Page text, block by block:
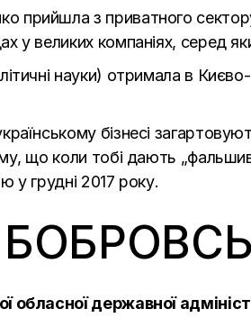
прийшла з приватного
у великих компаніях, серед
науки) отримала в
бізнесі
що коли тобі дають
у грудні 2017 року.
обласної державної